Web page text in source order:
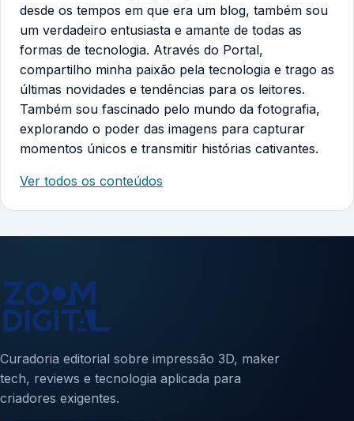
desde os tempos em que era um blog, também sou
um verdadeiro entusiasta e amante de todas as
formas de tecnologia. Através do Portal,
compartilho minha paixão pela tecnologia e trago as
últimas novidades e tendências para os leitores.
Também sou fascinado pelo mundo da fotografia,
explorando o poder das imagens para capturar
momentos únicos e transmitir histórias cativantes.
Ver todos os conteúdos
Curadoria editorial sobre impressão 3D, maker
tech, reviews e tecnologia aplicada para
criadores exigentes.